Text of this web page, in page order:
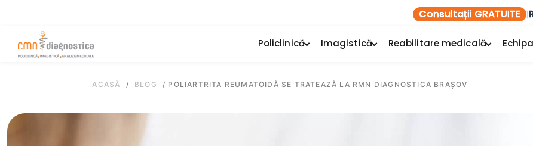
Consultații GRATUITE |
Policlinică Imagistică Reabilitare medicală Echipa
ACASĂ / BLOG / POLIARTRITA REUMATOIDĂ SE TRATEAZĂ LA RMN DIAGNOSTICA BRAȘOV